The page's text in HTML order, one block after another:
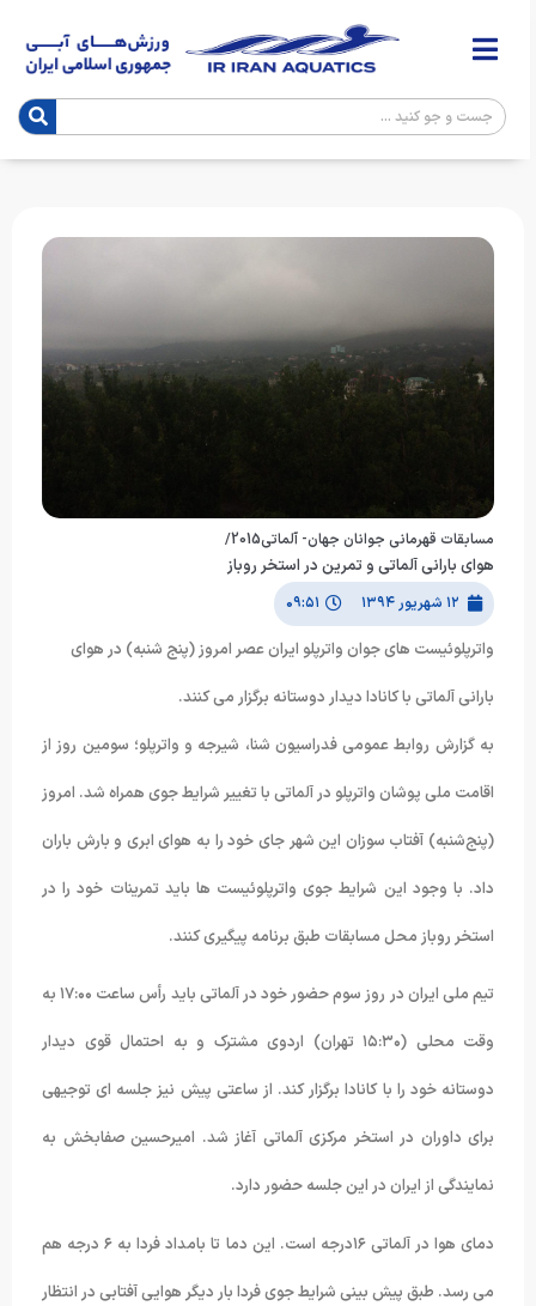
مسابقات قهرمانی جوانان جهان- آلماتی2015/
هوای بارانی آلماتی و تمرین در استخر روباز
۱۲ شهریور ۱۳۹۴ ۰۹:۵۱
واترپلوئیست های جوان واترپلو ایران عصر امروز (پنج شنبه) در هوای
بارانی آلماتی با کانادا دیدار دوستانه برگزار می کنند.
به گزارش روابط عمومی فدراسیون شنا، شیرجه و واترپلو؛ سومین روز از
اقامت ملی پوشان واترپلو در آلماتی با تغییر شرایط جوی همراه شد. امروز
(پنج‌شنبه) آفتاب سوزان این شهر جای خود را به هوای ابری و بارش باران
داد. با وجود این شرایط جوی واترپلوئیست ها باید تمرینات خود را در
استخر روباز محل مسابقات طبق برنامه پیگیری کنند.
تیم ملی ایران در روز سوم حضور خود در آلماتی باید رأس ساعت ۱۷:۰۰ به
وقت محلی (۱۵:۳۰ تهران) اردوی مشترک و به احتمال قوی دیدار
دوستانه خود را با کانادا برگزار کند. از ساعتی پیش نیز جلسه ای توجیهی
برای داوران در استخر مرکزی آلماتی آغاز شد. امیرحسین صفابخش به
نمایندگی از ایران در این جلسه حضور دارد.
دمای هوا در آلماتی ۱۶درجه است. این دما تا بامداد فردا به ۶ درجه هم
می رسد. طبق پیش بینی شرایط جوی فردا بار دیگر هوایی آفتابی در انتظار